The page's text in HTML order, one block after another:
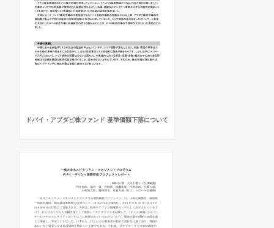
ドバイ・アブダビ株ファンド 基準価額下落について